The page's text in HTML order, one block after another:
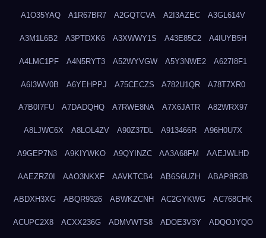
A1O35YAQ A1R67BR7 A2GQTCVA A2I3AZEC A3GL614V
A3M1L6B2 A3PTDXK6 A3XWWY1S A43E85C2 A4IUYB5H
A4LMC1PF A4N5RYT3 A52WYVGW A5Y3NWE2 A627I8F1
A6I3WV0B A6YEHPPJ A75CECZS A782U1QR A78T7XR0
A7B0I7FU A7DADQHQ A7RWE8NA A7X6JATR A82WRX97
A8LJWC6X A8LOL4ZV A90Z37DL A913466R A96H0U7X
A9GEP7N3 A9KIYWKO A9QYINZC AA3A68FM AAEJWLHD
AAEZRZ0I AAO3NKXF AAVKTCB4 AB6S6UZH ABAP8R3B
ABDXH3XG ABQR9326 ABWKZCNH AC2GYKWG AC768CHK
ACUPC2X8 ACXX236G ADMVWTS8 ADOE3V3Y ADQOJYQO